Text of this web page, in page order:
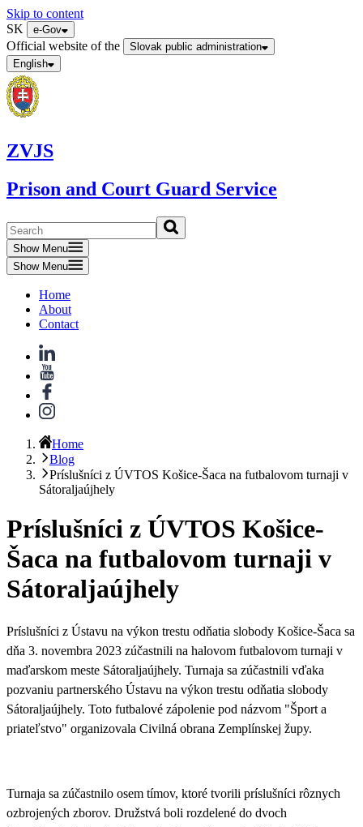
Skip to content
SK
e-Gov
Official website of the
Slovak public administration
English
ZVJS
Prison and Court Guard Service
Show Menu
Show Menu
Home
About
Contact
Home
Blog
Príslušníci z ÚVTOS Košice-Šaca na futbalovom turnaji v
Sátoraljaújhely
Príslušníci z ÚVTOS Košice-
Šaca na futbalovom turnaji v
Sátoraljaújhely
Príslušníci z Ústavu na výkon trestu odňatia slobody Košice-Šaca sa
dňa 3. novembra 2023 zúčastnili na halovom futbalovom turnaji v
maďarskom meste Sátoraljaújhely. Turnaja sa zúčastnili vďaka
pozvaniu partnerského Ústavu na výkon trestu odňatia slobody
Sátoraljaújhely. Toto futbalové zápolenie pod názvom "Šport a
priateľstvo" organizovala Civilná obrana Zemplínskej župy.
Turnaja sa zúčastnilo osem tímov, ktoré tvorili príslušníci rôznych
ozbrojených zborov. Družstvá boli rozdelené do dvoch